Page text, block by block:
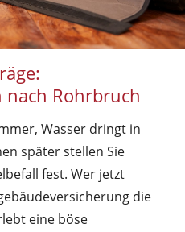
nach Rohrbruch
Wasser dringt in
später stellen Sie
fest. Wer jetzt
die
eine böse